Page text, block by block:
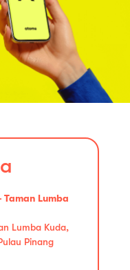
Taman Lumba
Lumba Kuda,
Pinang